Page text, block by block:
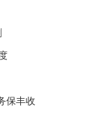
保丰收